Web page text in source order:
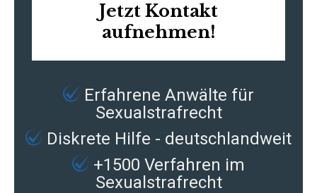
Jetzt Kontakt
aufnehmen!
Erfahrene Anwälte für
Sexualstrafrecht
Diskrete Hilfe - deutschlandweit
+1500 Verfahren im
Sexualstrafrecht